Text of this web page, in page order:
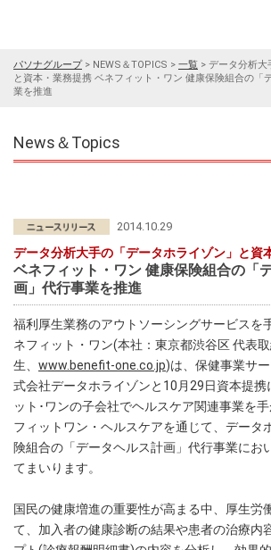
パソナグループ> NEWS＆TOPICS > 一覧 > データ分析大
と資本・業務提携 ベネフィット・ワン 健康保険組合の「
業を推進
News＆Topics
2014.10.29
データ分析大手の「データホライゾン」と資
ベネフィット・ワン 健康保険組合の「
画」代行事業を推進
福利厚生業務のアウトソーシングサービスを
ネフィット・ワン(本社：東京都渋谷区 代表
生、 www.benefit-one.co.jp)は、保健事業サ
式会社データホライゾンと10月29日資本提携
ット･ワンの子会社でヘルスケア関連事業を
フィットワン・ヘルスケアを通じて、データ
険組合の「データヘルス計画」代行事業にお
てまいります。
国民の健康増進の重要性が高まる中、厚生労
て、加入者の健康診断の結果や患者の治療内